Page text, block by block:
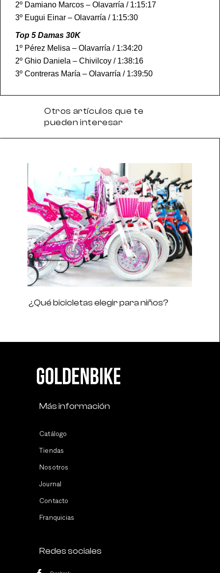
2º Damiano Marcos – Olavarría / 1:15:17
3º Eugui Einar – Olavarría / 1:15:30
Top 5 Damas 30K
1º Pérez Melisa – Olavarría / 1:34:20
2º Ghio Daniela – Chivilcoy / 1:38:16
3º Contreras María – Olavarría / 1:39:50
Otros artículos que te
pueden interesar
¿Qué bicicletas elegir para niños?
Más información
Catálogo
Tiendas
Nosotros
Journal
Contacto
Franquicias
Redes sociales